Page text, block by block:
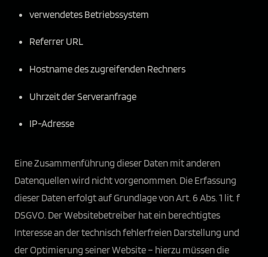
verwendetes Betriebssystem
Referrer URL
Hostname des zugreifenden Rechners
Uhrzeit der Serveranfrage
IP-Adresse
Eine Zusammenführung dieser Daten mit anderen
Datenquellen wird nicht vorgenommen. Die Erfassung
dieser Daten erfolgt auf Grundlage von Art. 6 Abs. 1 lit. f
DSGVO. Der Websitebetreiber hat ein berechtigtes
Interesse an der technisch fehlerfreien Darstellung und
der Optimierung seiner Website – hierzu müssen die